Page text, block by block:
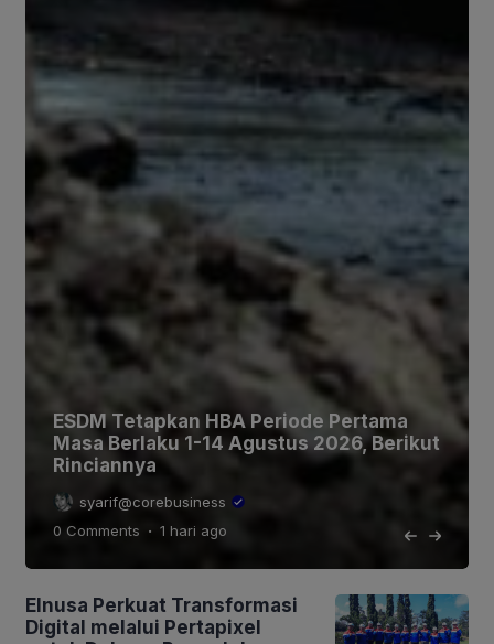
ESDM Tetapkan HBA Periode Pertama
Masa Berlaku 1-14 Agustus 2026, Berikut
Rinciannya
syarif@corebusiness
0 Comments . 1 hari ago
Elnusa Perkuat Transformasi
Digital melalui Pertapixel